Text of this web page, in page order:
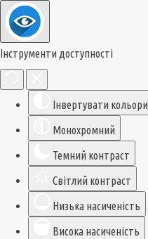
Інструменти доступності
Інвертувати кольори
Монохромний
Темний контраст
Світлий контраст
Низька насиченість
Висока насиченість